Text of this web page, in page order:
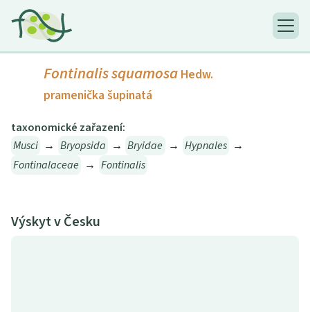
Fontinalis squamosa Hedw.
pramenička šupinatá
taxonomické zařazení:
Musci → Bryopsida → Bryidae → Hypnales →
Fontinalaceae → Fontinalis
Výskyt v Česku